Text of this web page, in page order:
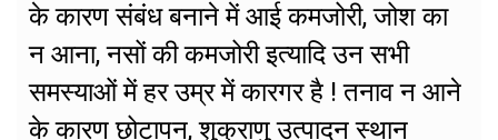
के कारण संबंध बनाने में आई कमजोरी, जोश का
न आना, नसों की कमजोरी इत्यादि उन सभी
समस्याओं में हर उम्र में कारगर है ! तनाव न आने
के कारण छोटापन, शुक्राणु उत्पादन स्थान